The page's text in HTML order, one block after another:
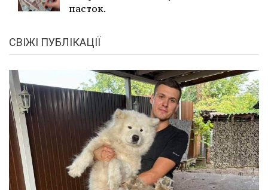
пасток.
СВІЖІ ПУБЛІКАЦІЇ